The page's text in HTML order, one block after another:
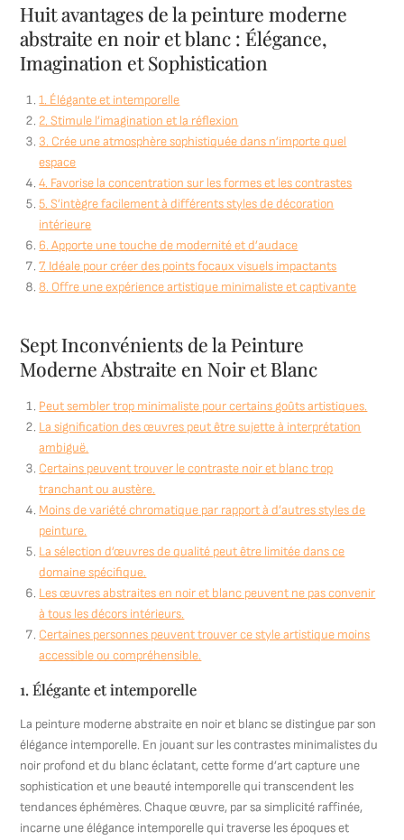
Huit avantages de la peinture moderne
abstraite en noir et blanc : Élégance,
Imagination et Sophistication
1. Élégante et intemporelle
2. Stimule l’imagination et la réflexion
3. Crée une atmosphère sophistiquée dans n’importe quel
espace
4. Favorise la concentration sur les formes et les contrastes
5. S’intègre facilement à différents styles de décoration
intérieure
6. Apporte une touche de modernité et d’audace
7. Idéale pour créer des points focaux visuels impactants
8. Offre une expérience artistique minimaliste et captivante
Sept Inconvénients de la Peinture
Moderne Abstraite en Noir et Blanc
Peut sembler trop minimaliste pour certains goûts artistiques.
La signification des œuvres peut être sujette à interprétation
ambiguë.
Certains peuvent trouver le contraste noir et blanc trop
tranchant ou austère.
Moins de variété chromatique par rapport à d’autres styles de
peinture.
La sélection d’œuvres de qualité peut être limitée dans ce
domaine spécifique.
Les œuvres abstraites en noir et blanc peuvent ne pas convenir
à tous les décors intérieurs.
Certaines personnes peuvent trouver ce style artistique moins
accessible ou compréhensible.
1. Élégante et intemporelle
La peinture moderne abstraite en noir et blanc se distingue par son
élégance intemporelle. En jouant sur les contrastes minimalistes du
noir profond et du blanc éclatant, cette forme d’art capture une
sophistication et une beauté intemporelle qui transcendent les
tendances éphémères. Chaque œuvre, par sa simplicité raffinée,
incarne une élégance intemporelle qui traverse les époques et